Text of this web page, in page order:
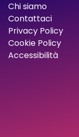
Chi siamo
Contattaci
Privacy Policy
Cookie Policy
Accessibilità